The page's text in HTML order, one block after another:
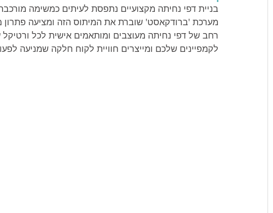
בניית דפי נחיתה מקצועיים נתפסת לעיתים כמשימה
מערכת 'ברודקאסט' שוברת את המיתוס הזה ומציעה פתרון
רחב של דפי נחיתה מעוצבים ומותאמים אישית לכל
לקמפיינים שלכם ומייצרים חוויית לקוח חלקה שמניעה